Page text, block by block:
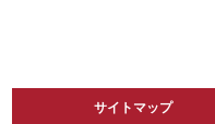
サイトマップ
サイトマップ